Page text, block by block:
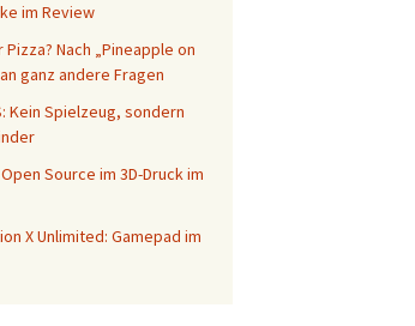
im Review
Nach „Pineapple on
ganz andere Fragen
Kein Spielzeug, sondern
Source im 3D-Druck im
X Unlimited: Gamepad im